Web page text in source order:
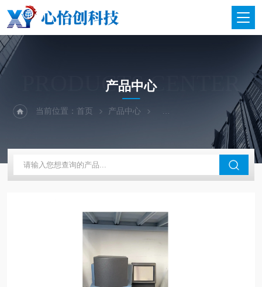
PRODUCTS CENTER
产品中心
当前位置：首页 产品中心 二手仪器-光谱-色谱-质谱